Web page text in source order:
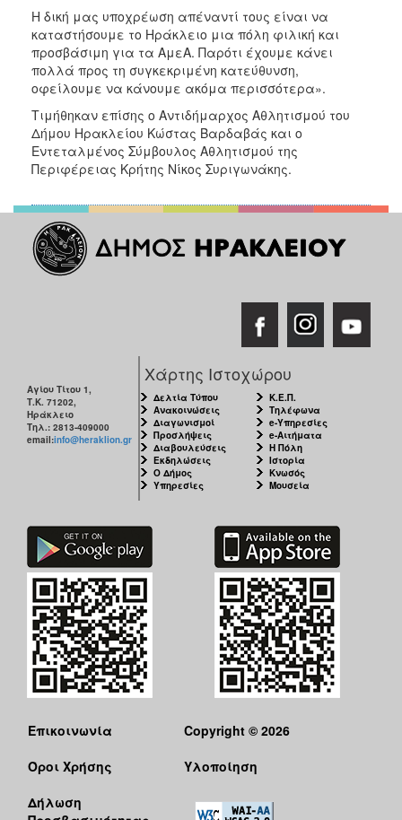
Η δική μας υποχρέωση απέναντί τους είναι να
καταστήσουμε το Ηράκλειο μια πόλη φιλική και
προσβάσιμη για τα ΑμεΑ. Παρότι έχουμε κάνει
πολλά προς τη συγκεκριμένη κατεύθυνση,
οφείλουμε να κάνουμε ακόμα περισσότερα».
Τιμήθηκαν επίσης ο Αντιδήμαρχος Αθλητισμού του
Δήμου Ηρακλείου Κώστας Βαρδαβάς και ο
Εντεταλμένος Σύμβουλος Αθλητισμού της
Περιφέρειας Κρήτης Νίκος Συριγωνάκης.
Αγίου Τίτου 1,
Τ.Κ. 71202,
Ηράκλειο
Τηλ.: 2813-409000
email:info@heraklion.gr
Χάρτης Ιστοχώρου
Δελτία Τύπου
Ανακοινώσεις
Διαγωνισμοί
Προσλήψεις
Διαβουλεύσεις
Εκδηλώσεις
Ο Δήμος
Υπηρεσίες
Κ.Ε.Π.
Τηλέφωνα
e-Υπηρεσίες
e-Αιτήματα
Η Πόλη
Ιστορία
Κνωσός
Μουσεία
Επικοινωνία
Όροι Χρήσης
Δήλωση
Copyright © 2026
Υλοποίηση